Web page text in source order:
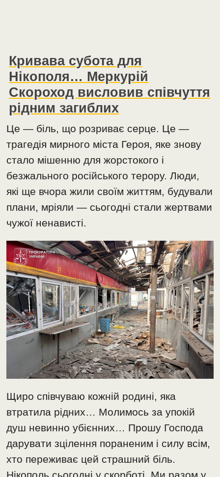
Кривава субота для
Нікополя… Меркурій
Скороход висловив співчуття
рідним загиблих
Це — біль, що розриває серце. Це —
трагедія мирного міста Героя, яке знову
стало мішенню для жорстокого і
безжального російського терору. Люди,
які ще вчора жили своїм життям, будували
плани, мріяли — сьогодні стали жертвами
чужої ненависті.
Щиро співчуваю кожній родині, яка
втратила рідних… Молимось за упокій
душ невинно убієнних… Прошу Господа
дарувати зцілення пораненим і силу всім,
хто переживає цей страшний біль.